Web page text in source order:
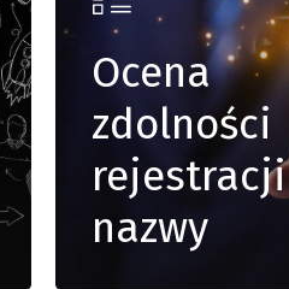
Ocena
zdolności
rejestracji
nazwy